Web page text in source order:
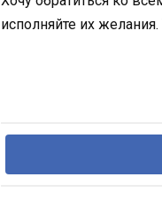
исполняйте их